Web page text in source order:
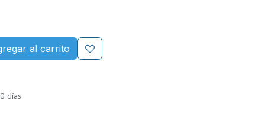
al carrito
días